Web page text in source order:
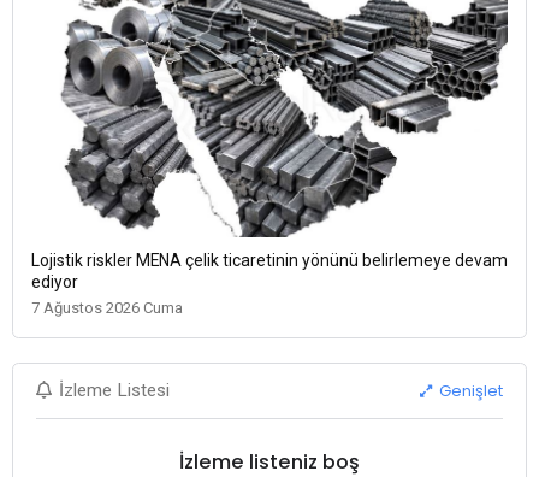
Lojistik riskler MENA çelik ticaretinin yönünü belirlemeye devam
ediyor
7 Ağustos 2026 Cuma
İzleme Listesi Genişlet
İzleme listeniz boş